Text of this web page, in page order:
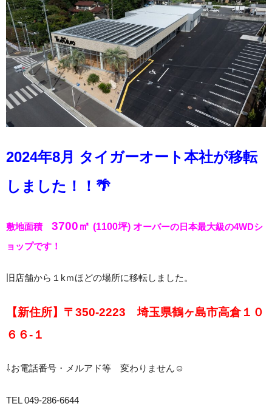
2024年8月 タイガーオート本社が移転
しました！！🌴
敷地面積 3700㎡ (1100坪) オーバーの日本最大級の4WDシ
ョップです！
旧店舗から１kｍほどの場所に移転しました。
【新住所】〒350-2223埼玉県鶴ヶ島市高倉１０
６６-１
⇩お電話番号・メルアド等 変わりません☺
TEL 049-286-6644